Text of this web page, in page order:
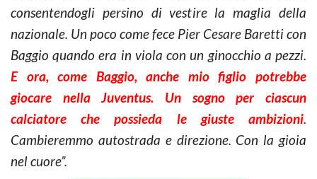
consentendogli persino di vestire la maglia della
nazionale. Un poco come fece Pier Cesare Baretti con
Baggio quando era in viola con un ginocchio a pezzi.
E ora, come Baggio, anche mio figlio potrebbe
giocare nella Juventus. Un sogno per ciascun
calciatore che possieda le giuste ambizioni.
Cambieremmo autostrada e direzione. Con la gioia
nel cuore”.